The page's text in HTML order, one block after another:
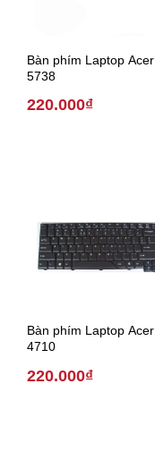
Bàn phím Laptop Acer
5738
220.000₫
Bàn phím Laptop Acer
4710
220.000₫